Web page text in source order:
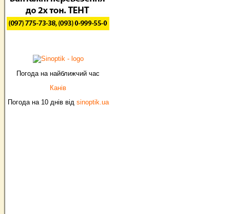
Погода на найближчий час
Канів
Погода на 10 днів від sinoptik.ua